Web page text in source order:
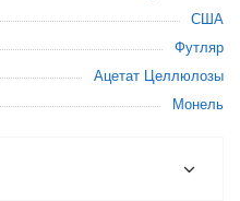
США
Футляр
Ацетат Целлюлозы
Монель